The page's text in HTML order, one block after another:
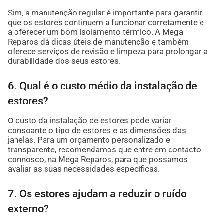
Sim, a manutenção regular é importante para garantir
que os estores continuem a funcionar corretamente e
a oferecer um bom isolamento térmico. A Mega
Reparos dá dicas úteis de manutenção e também
oferece serviços de revisão e limpeza para prolongar a
durabilidade dos seus estores.
6. Qual é o custo médio da instalação de
estores?
O custo da instalação de estores pode variar
consoante o tipo de estores e as dimensões das
janelas. Para um orçamento personalizado e
transparente, recomendamos que entre em contacto
connosco, na Mega Reparos, para que possamos
avaliar as suas necessidades específicas.
7. Os estores ajudam a reduzir o ruído
externo?